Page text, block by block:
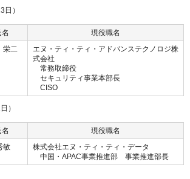
）
名
現役職名
二
エヌ・ティ・ティ・アドバンステクノロジ株
式会社
常務取締役
セキュリティ事業本部長
CISO
）
名
現役職名
敏
株式会社エヌ・ティ・ティ・データ
中国・APAC事業推進部 事業推進部長